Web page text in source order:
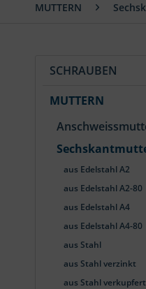
MUTTERN
SCHRAUBEN
MUTTERN
aus Edelstahl A2
aus Edelstahl A2-80
aus Edelstahl A4
aus Edelstahl A4-80
aus Stahl
aus Stahl verzinkt
aus Stahl verkupfert